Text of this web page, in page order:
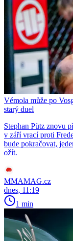
Vémola může po
starý duel
Stephan Pütz znovu
v září vrací proti
bude pokračovat,
ožít.
MMAMAG.cz
dnes, 11:19
1 min